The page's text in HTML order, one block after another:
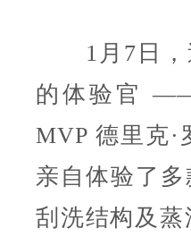
1月7日，
的体验官
MVP 德里克·
亲自体验了
刮洗结构及